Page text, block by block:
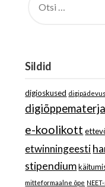
Sildid
digioskused digipädevus
e-koolikott
etwinningeesti
stipendium
mitteformaalne õpe